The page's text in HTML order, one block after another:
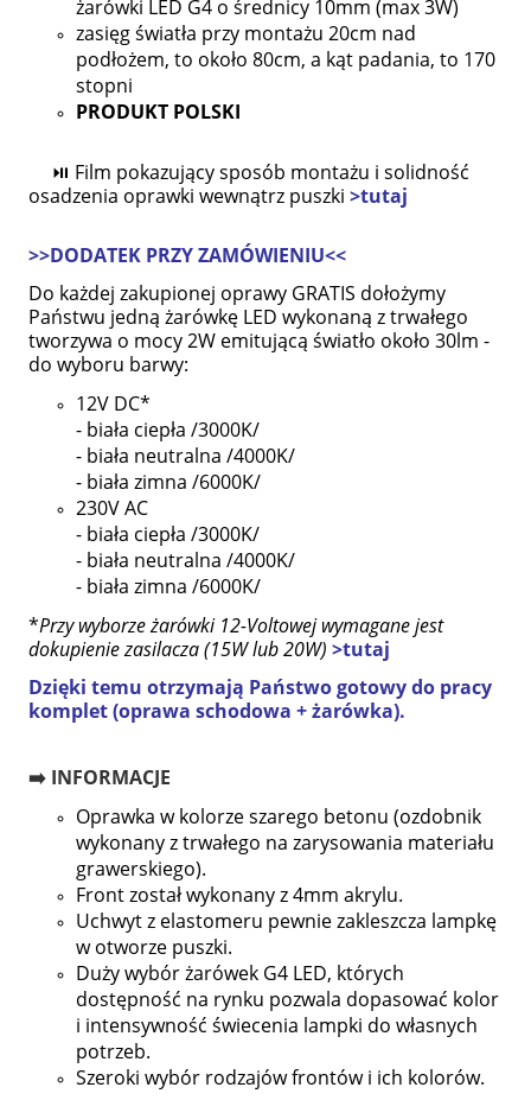
żarówki LED G4 o średnicy 10mm (max 3W)
zasięg światła przy montażu 20cm nad
podłożem, to około 80cm, a kąt padania, to 170
stopni
PRODUKT POLSKI
⏯ Film pokazujący sposób montażu i solidność
osadzenia oprawki wewnątrz puszki >tutaj
>>DODATEK PRZY ZAMÓWIENIU<<
Do każdej zakupionej oprawy GRATIS dołożymy
Państwu jedną żarówkę LED wykonaną z trwałego
tworzywa o mocy 2W emitującą światło około 30lm -
do wyboru barwy:
12V DC*
- biała ciepła /3000K/
- biała neutralna /4000K/
- biała zimna /6000K/
230V AC
- biała ciepła /3000K/
- biała neutralna /4000K/
- biała zimna /6000K/
*Przy wyborze żarówki 12-Voltowej wymagane jest
dokupienie zasilacza (15W lub 20W) >tutaj
Dzięki temu otrzymają Państwo gotowy do pracy
komplet (oprawa schodowa + żarówka).
➡️ INFORMACJE
Oprawka w kolorze szarego betonu (ozdobnik
wykonany z trwałego na zarysowania materiału
grawerskiego).
Front został wykonany z 4mm akrylu.
Uchwyt z elastomeru pewnie zakleszcza lampkę
w otworze puszki.
Duży wybór żarówek G4 LED, których
dostępność na rynku pozwala dopasować kolor
i intensywność świecenia lampki do własnych
potrzeb.
Szeroki wybór rodzajów frontów i ich kolorów.